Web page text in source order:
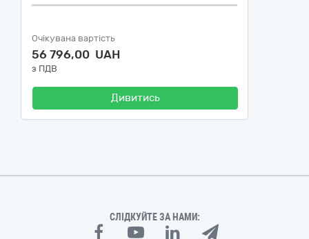
Очікувана вартість
56 796,00 UAH
з ПДВ
Дивитись
СЛІДКУЙТЕ ЗА НАМИ: